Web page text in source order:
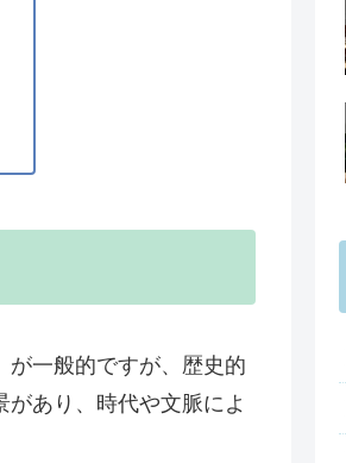
が一般的ですが、歴史的
あり、時代や文脈によ